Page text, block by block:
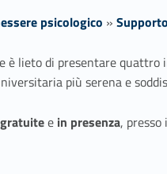
psicologico »
è lieto di presentare
più serena e
gratuitee in presenza, presso